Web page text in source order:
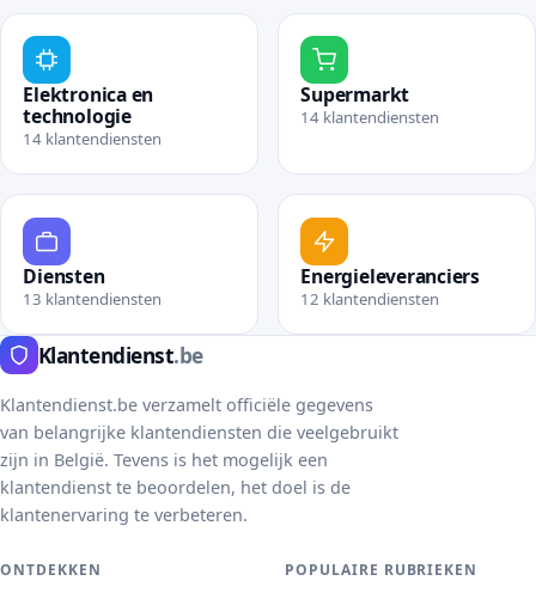
Elektronica en
technologie
14 klantendiensten
Bekijk rubriek Elektronica en technologie
Supermarkt
14 klantendiensten
Diensten
13 klantendiensten
Energieleveranciers
12 klantendiensten
Bekijk rubriek
Klantendienst.be
Klantendienst.be verzamelt officiële gegevens
van belangrijke klantendiensten die veelgebruikt
zijn in België. Tevens is het mogelijk een
klantendienst te beoordelen, het doel is de
klantenervaring te verbeteren.
ONTDEKKEN POPULAIRE RUBRIEKEN